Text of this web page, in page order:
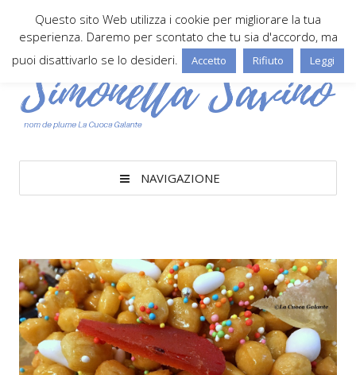
NAVIGAZIONE
Questo sito Web utilizza i cookie per migliorare la tua
esperienza. Daremo per scontato che tu sia d'accordo, ma
puoi disattivarlo se lo desideri.
Accetto Rifiuto Leggi